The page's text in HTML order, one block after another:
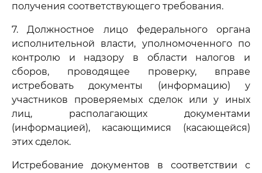
получения соответствующего требования.
7. Должностное лицо федерального органа
исполнительной власти, уполномоченного по
контролю и надзору в области налогов и
сборов, проводящее проверку, вправе
истребовать документы (информацию) у
участников проверяемых сделок или у иных
лиц, располагающих документами
(информацией), касающимися (касающейся)
этих сделок.
Истребование документов в соответствии с